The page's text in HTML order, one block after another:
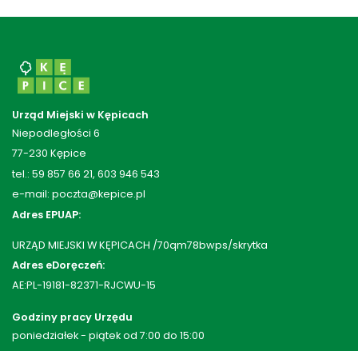
Urząd Miejski w Kępicach
Niepodległości 6
77-230 Kępice
tel.: 59 857 66 21, 603 946 543
e-mail: poczta@kepice.pl
Adres EPUAP:
URZĄD MIEJSKI W KĘPICACH /70qm78bwps/skrytka
Adres eDoręczeń:
AE:PL-19181-82371-RJCWU-15
Godziny pracy Urzędu
poniedziałek - piątek od 7:00 do 15:00